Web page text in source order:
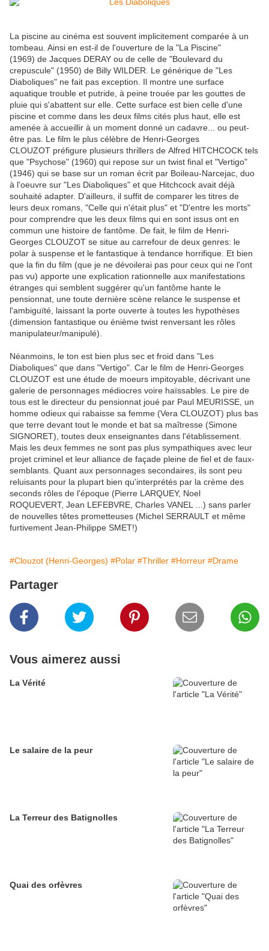
La piscine au cinéma est souvent implicitement comparée à un
tombeau. Ainsi en est-il de l'ouverture de la "La Piscine"
(1969) de Jacques DERAY ou de celle de "Boulevard du
crepuscule" (1950) de Billy WILDER. Le générique de "Les
Diaboliques" ne fait pas exception. Il montre une surface
aquatique trouble et putride, à peine trouée par les gouttes de
pluie qui s'abattent sur elle. Cette surface est bien celle d'une
piscine et comme dans les deux films cités plus haut, elle est
amenée à accueillir à un moment donné un cadavre... ou peut-
être pas. Le film le plus célèbre de Henri-Georges
CLOUZOT préfigure plusieurs thrillers de Alfred HITCHCOCK tels
que "Psychose" (1960) qui repose sur un twist final et "Vertigo"
(1946) qui se base sur un roman écrit par Boileau-Narcejac, duo
à l'oeuvre sur "Les Diaboliques" et que Hitchcock avait déjà
souhaité adapter. D'ailleurs, il suffit de comparer les titres de
leurs deux romans, "Celle qui n'était plus" et "D'entre les morts"
pour comprendre que les deux films qui en sont issus ont en
commun une histoire de fantôme. De fait, le film de Henri-
Georges CLOUZOT se situe au carrefour de deux genres: le
polar à suspense et le fantastique à tendance horrifique. Et bien
que la fin du film (que je ne dévoilerai pas pour ceux qui ne l'ont
pas vu) apporte une explication rationnelle aux manifestations
étranges qui semblent suggérer qu'un fantôme hante le
pensionnat, une toute dernière scène relance le suspense et
l'ambiguïté, laissant la porte ouverte à toutes les hypothèses
(dimension fantastique ou énième twist renversant les rôles
manipulateur/manipulé).
Néanmoins, le ton est bien plus sec et froid dans "Les
Diaboliques" que dans "Vertigo". Car le film de Henri-Georges
CLOUZOT est une étude de moeurs impitoyable, décrivant une
galerie de personnages médiocres voire haïssables. Le pire de
tous est le directeur du pensionnat joué par Paul MEURISSE, un
homme odieux qui rabaisse sa femme (Vera CLOUZOT) plus bas
que terre devant tout le monde et bat sa maîtresse (Simone
SIGNORET), toutes deux enseignantes dans l'établissement.
Mais les deux femmes ne sont pas plus sympathiques avec leur
projet criminel et leur alliance de façade pleine de fiel et de faux-
semblants. Quant aux personnages secondaires, ils sont peu
reluisants pour la plupart bien qu'interprétés par la crème des
seconds rôles de l'époque (Pierre LARQUEY, Noel
ROQUEVERT, Jean LEFEBVRE, Charles VANEL ...) sans parler
de nouvelles têtes prometteuses (Michel SERRAULT et même
furtivement Jean-Philippe SMET!)
#Clouzot (Henri-Georges) #Polar #Thriller #Horreur #Drame
Partager
Vous aimerez aussi
La Vérité
Le salaire de la peur
La Terreur des Batignolles
Quai des orfèvres